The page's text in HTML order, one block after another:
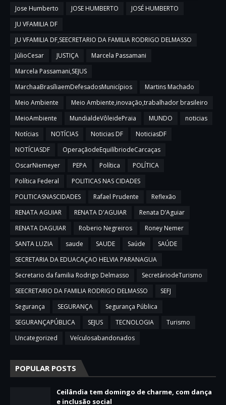
Jose Humberto
JOSE HUMBERTO
JOSÉ HUMBERTO
JU VFAMILIA DF
JU VFAMILIA DF,SEECRETARIO DA FAMILIA RODRIGO DELMASSO
JúlioCesar
JUSTIÇA
Marcela Passamani
Marcela Passamani,SEJUS
MarchaaBrasíliaemDefesadosMunicípios
Martins Machado
Meio Ambiente
Meio Ambiente,inovação,trabalhador brasileiro
MeioAmbiente
MundialdeVôleidePraia MUNDO
noticias
Notícias
NOTÍCIAS Noticias DF
NoticiasDF
NOTÍCIASDF
OperaçãodeEquilíbriodeCarcaças
OscarNiemeyer
PEPA Política
POLÍTICA
Política Federal
POLITICAS NAS CIDADES
POLITICASNASCIDADES
Rafael Prudente
Reflexão
RENATA AGUIAR
RENATA D'AGUIAR
Renata D’Aguiar
RENATA DAGUIAR
Roberio Negreiros
Roney Nemer
SANTA LUZIA
saude SAUDE Saúde
SAÚDE
SECRETARIA DA EDUACAÇAO HELVIA PARANAGUA
Secretario da familia Rodrigo Delmasso
SecretáriodeTurismo
SEECRETARIO DA FAMILIA RODRIGO DELMASSO
SEFJ
Segurança
SEGURANÇA
Segurança Pública
SEGURANÇAPÚBLICA
SEJUS TECNOLOGIA
Turismo
Uncategorized
Veículosabandonados
POPULAR POSTS
Ceilândia tem domingo de charme, com dança
e inclusão social